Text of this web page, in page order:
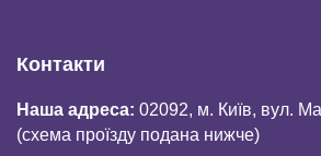
Контакти
Наша адреса: 02092, м. Київ, вул.
(схема проїзду подана нижче)